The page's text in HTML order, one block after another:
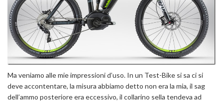
Ma veniamo alle mie impressioni d’uso. In un Test-Bike si sa ci si
deve accontentare, la misura abbiamo detto non era la mia, il sag
dell’ammo posteriore era eccessivo, il collarino sella tendeva ad